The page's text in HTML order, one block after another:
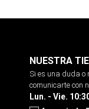
NUESTRA
Si es una duda o
comunicarte con
Lun. - Vie.